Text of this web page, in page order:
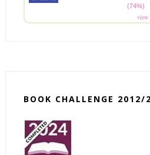
(74%)
view
BOOK CHALLENGE 2012/